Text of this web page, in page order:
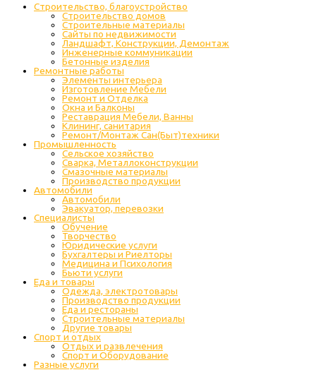
Строительство, благоустройство
Строительство домов
Строительные материалы
Сайты по недвижимости
Ландшафт, Конструкции, Демонтаж
Инженерные коммуникации
Бетонные изделия
Ремонтные работы
Элементы интерьера
Изготовление Мебели
Ремонт и Отделка
Окна и Балконы
Реставрация Мебели, Ванны
Клининг, санитария
Ремонт/Монтаж Сан(Быт)техники
Промышленность
Cельское хозяйство
Сварка, Металлоконструкции
Cмазочные материалы
Производство продукции
Автомобили
Автомобили
Эвакуатор, перевозки
Специалисты
Обучение
Творчество
Юридические услуги
Бухгалтеры и Риелторы
Медицина и Психология
Бьюти услуги
Еда и товары
Одежда, электротовары
Производство продукции
Еда и рестораны
Строительные материалы
Другие товары
Спорт и отдых
Отдых и развлечения
Спорт и Оборудование
Разные услуги